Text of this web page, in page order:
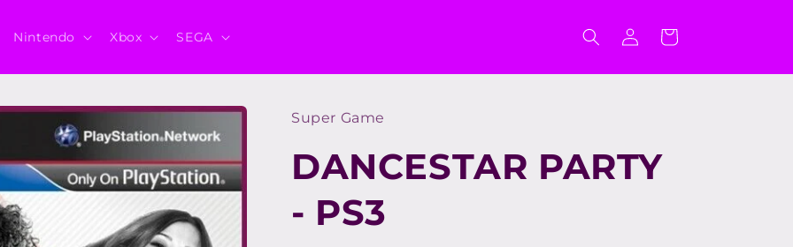
Nintendo Xbox SEGA ConnexionPanier
Super Game
DANCESTAR PARTY
- PS3